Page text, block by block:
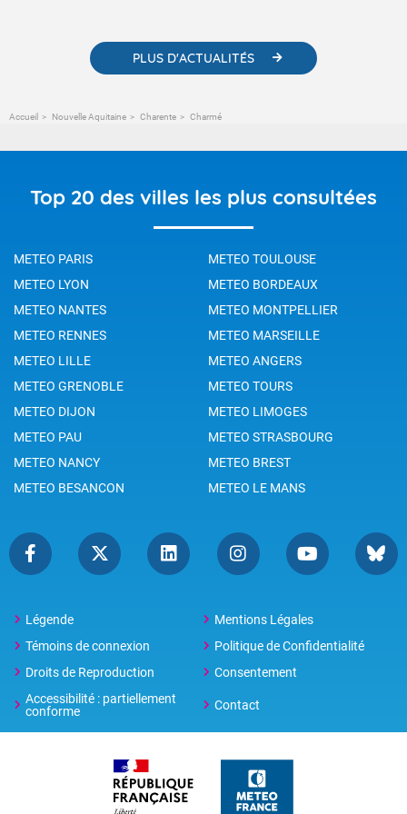
PLUS D'ACTUALITÉS
Accueil Nouvelle Aquitaine Charente Charmé
Top 20 des villes les plus consultées
METEO PARIS
METEO TOULOUSE
METEO LYON
METEO BORDEAUX
METEO NANTES
METEO MONTPELLIER
METEO RENNES
METEO MARSEILLE
METEO LILLE
METEO ANGERS
METEO GRENOBLE
METEO TOURS
METEO DIJON
METEO LIMOGES
METEO PAU
METEO STRASBOURG
METEO NANCY
METEO BREST
METEO BESANCON
METEO LE MANS
Légende
Mentions Légales
Témoins de connexion
Politique de Confidentialité
Droits de Reproduction
Consentement
Accessibilité : partiellement
conforme
Contact